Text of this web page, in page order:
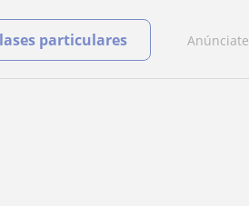
Anúnciate
particulares